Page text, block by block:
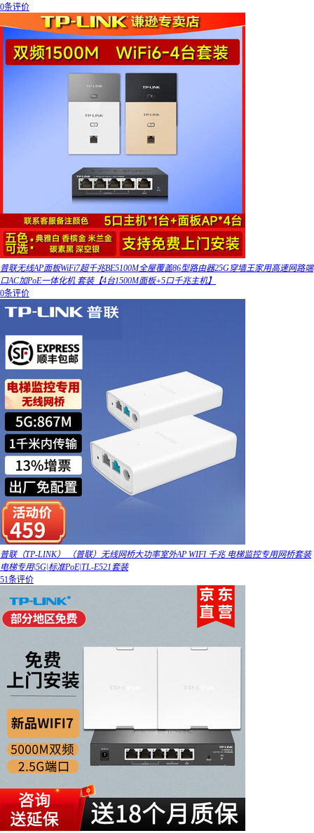
0条评价
普联无线AP面板WiFi7超千兆BE5100M全屋覆盖86型路由器25G穿墙王家用高速网路端
口AC加PoE一体化机 套装【4台1500M面板+5口千兆主机】
0条评价
普联（TP-LINK） （普联）无线网桥大功率室外AP WIFI 千兆 电梯监控专用网桥套装
电梯专用|5G|标准PoE|TL-E521套装
51条评价